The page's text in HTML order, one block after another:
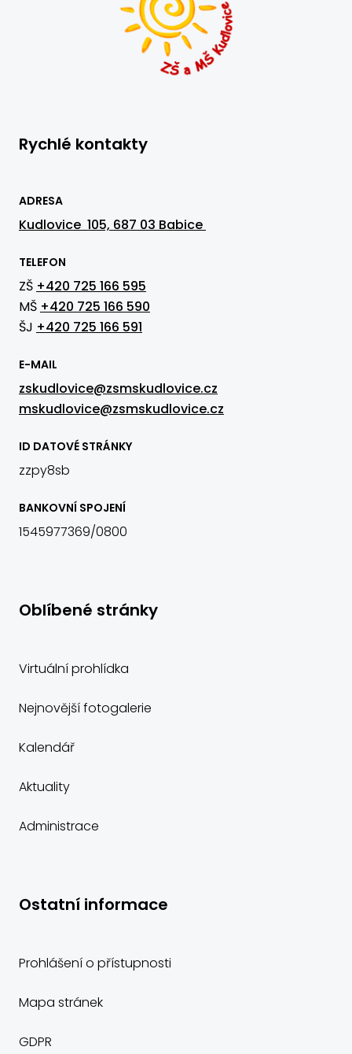
Rychlé kontakty
ADRESA
Kudlovice 105, 687 03 Babice
TELEFON
ZŠ +420 725 166 595
MŠ +420 725 166 590
ŠJ +420 725 166 591
E-MAIL
zskudlovice@zsmskudlovice.cz
mskudlovice@zsmskudlovice.cz
ID DATOVÉ STRÁNKY
zzpy8sb
BANKOVNÍ SPOJENÍ
1545977369/0800
Oblíbené stránky
Virtuální prohlídka
Nejnovější fotogalerie
Kalendář
Aktuality
Administrace
Ostatní informace
Prohlášení o přístupnosti
Mapa stránek
GDPR